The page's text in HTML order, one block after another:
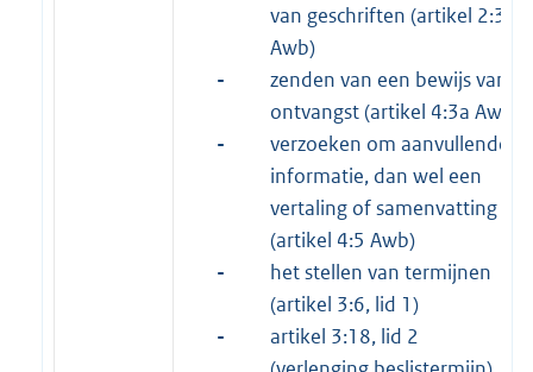
van geschriften (artikel 2:3
Awb)
-
zenden van een bewijs van
ontvangst (artikel 4:3a Awb)
-
verzoeken om aanvullende
informatie, dan wel een
vertaling of samenvatting
(artikel 4:5 Awb)
-
het stellen van termijnen
(artikel 3:6, lid 1)
-
artikel 3:18, lid 2